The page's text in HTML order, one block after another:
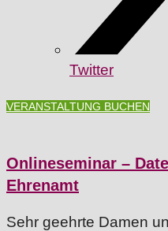
Twitter
VERANSTALTUNG BUCHEN
Onlineseminar –
Ehrenamt
Sehr geehrte Damen